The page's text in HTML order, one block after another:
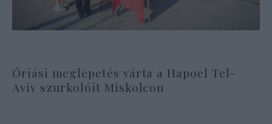
Óriási meglepetés várta a Hapoel Tel-
Aviv szurkolóit Miskolcon